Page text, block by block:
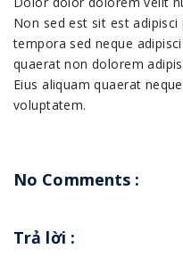
Non sed est sit est
tempora sed neque
quaerat non dolorem
Eius aliquam quaerat
voluptatem.
No Comments :
Trả lời :